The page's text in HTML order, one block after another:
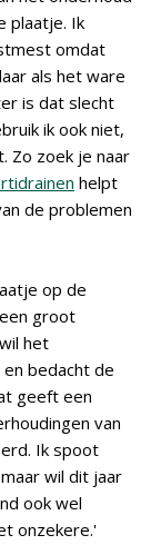
plaatje. Ik
omdat
als het ware
is dat slecht
ik ook niet,
Zo zoek je naar
helpt
de problemen
op de
groot
het
bedacht de
geeft een
van
Ik spoot
wil dit jaar
ook wel
onzekere.'